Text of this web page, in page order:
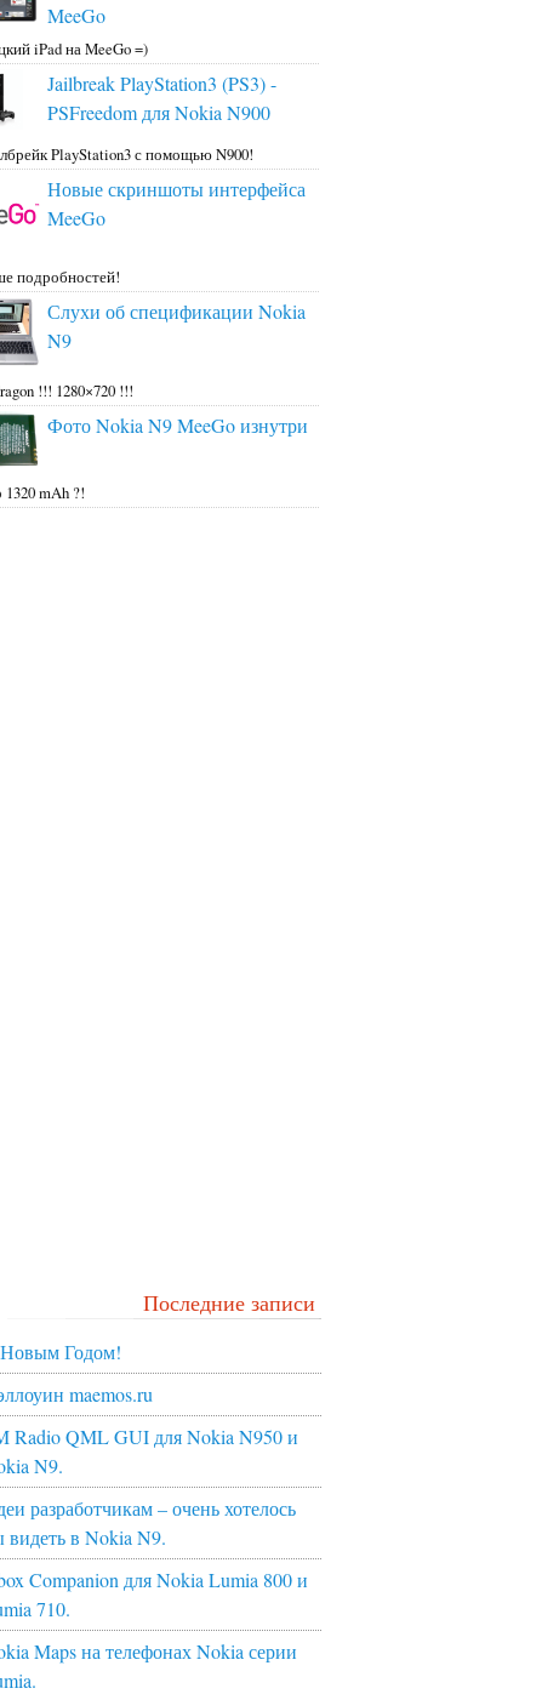
MeeGo
iPad на MeeGo =)
Jailbreak PlayStation3 (PS3) -
PSFreedom для Nokia N900
PlayStation3 с помощью N900!
Новые скриншоты интерфейса
MeeGo
подробностей!
Слухи об спецификации Nokia
N9
!!! 1280×720 !!!
Фото Nokia N9 MeeGo изнутри
1320 mAh ?!
Последние записи
Годом!
maemos.ru
Radio QML GUI для Nokia N950 и
N9.
разработчикам – очень хотелось
видеть в Nokia N9.
Companion для Nokia Lumia 800 и
710.
Maps на телефонах Nokia серии